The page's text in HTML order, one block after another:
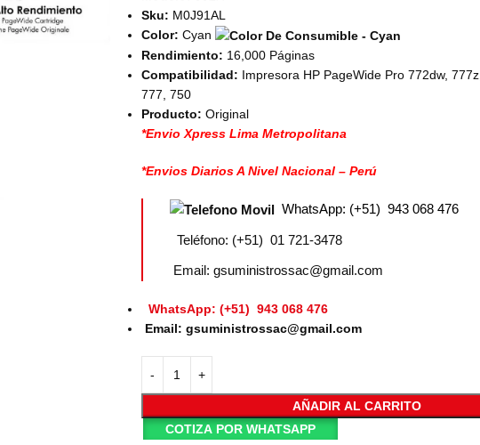
Sku: M0J91AL
Color:Cyan
Rendimiento: 16,000 Páginas
Compatibilidad: Impresora HP PageWide Pro 772dw,
777, 750
Producto: Original
*Envio Xpress Lima Metropolitana
*Envios Diarios A Nivel Nacional – Perú
WhatsApp: (+51) 943 068 476
Teléfono: (+51) 01 721-3478
Email: gsuministrossac@gmail.com
WhatsApp: (+51) 943 068 476
Email: gsuministrossac@gmail.com
AÑADIR AL CARRITO
COTIZA POR WHATSAPP